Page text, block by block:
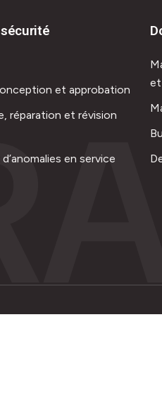
et approbation
réparation et révision
en service
et